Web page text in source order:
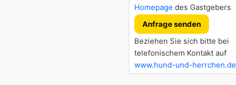
Homepage des Gastgebers
Anfrage senden
Beziehen Sie sich bitte bei
telefonischem Kontakt auf
www.hund-und-herrchen.de